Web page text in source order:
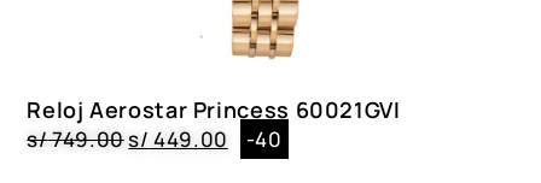
Reloj Aerostar Princess 60021GVI
s/749.00s/ 449.00 -40